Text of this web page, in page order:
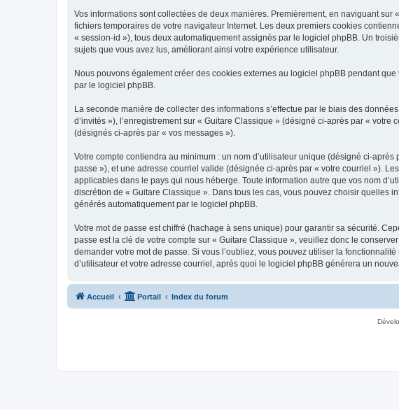
Vos informations sont collectées de deux manières. Premièrement, en naviguant
fichiers temporaires de votre navigateur Internet. Les deux premiers cookies
« session-id »), tous deux automatiquement assignés par le logiciel phpBB. Un
sujets que vous avez lus, améliorant ainsi votre expérience utilisateur.
Nous pouvons également créer des cookies externes au logiciel phpBB pendant
par le logiciel phpBB.
La seconde manière de collecter des informations s’effectue par le biais des
d’invités »), l’enregistrement sur « Guitare Classique » (désigné ci-après par «
(désignés ci-après par « vos messages »).
Votre compte contiendra au minimum : un nom d’utilisateur unique (désigné ci-
passe »), et une adresse courriel valide (désignée ci-après par « votre courriel »).
applicables dans le pays qui nous héberge. Toute information autre que vos nom
discrétion de « Guitare Classique ». Dans tous les cas, vous pouvez choisir quelles
générés automatiquement par le logiciel phpBB.
Votre mot de passe est chiffré (hachage à sens unique) pour garantir sa sécurité.
passe est la clé de votre compte sur « Guitare Classique », veuillez donc le
demander votre mot de passe. Si vous l’oubliez, vous pouvez utiliser la
d’utilisateur et votre adresse courriel, après quoi le logiciel phpBB générera un
Accueil Portail Index du forum